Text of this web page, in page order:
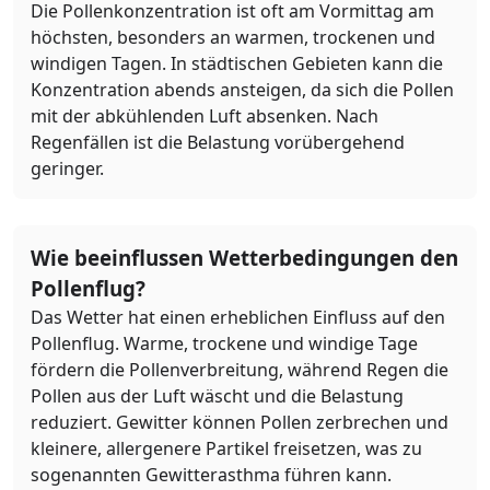
Die Pollenkonzentration ist oft am Vormittag am
höchsten, besonders an warmen, trockenen und
windigen Tagen. In städtischen Gebieten kann die
Konzentration abends ansteigen, da sich die Pollen
mit der abkühlenden Luft absenken. Nach
Regenfällen ist die Belastung vorübergehend
geringer.
Wie beeinflussen Wetterbedingungen den
Pollenflug?
Das Wetter hat einen erheblichen Einfluss auf den
Pollenflug. Warme, trockene und windige Tage
fördern die Pollenverbreitung, während Regen die
Pollen aus der Luft wäscht und die Belastung
reduziert. Gewitter können Pollen zerbrechen und
kleinere, allergenere Partikel freisetzen, was zu
sogenannten Gewitterasthma führen kann.